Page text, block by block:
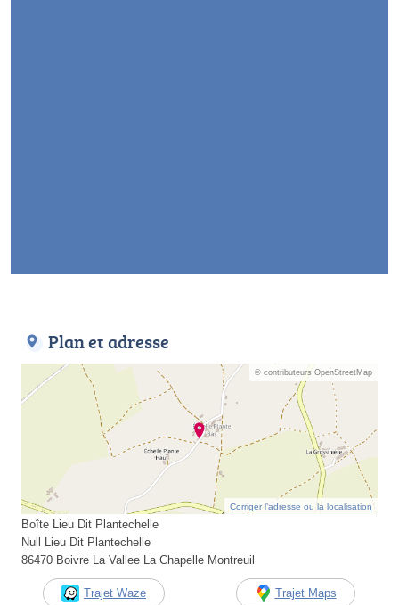
Plan et adresse
© contributeurs OpenStreetMap
Corriger l’adresse ou la localisation
Boîte Lieu Dit Plantechelle
Null Lieu Dit Plantechelle
86470 Boivre La Vallee La Chapelle Montreuil
Trajet Waze Trajet Maps